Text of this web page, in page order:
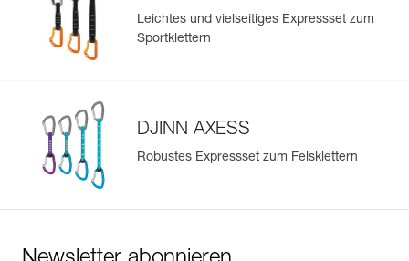
Leichtes und vielseitiges Expressset zum
Sportklettern
DJINN AXESS
Robustes Expressset zum Felsklettern